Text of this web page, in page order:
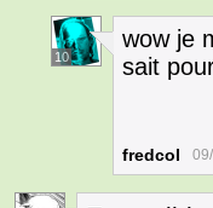
10
wow je
sait
fredcol